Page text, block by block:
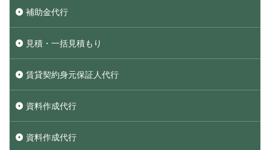
補助金代行
見積・一括見積もり
賃貸契約身元保証人代行
資料作成代行
資料作成代行